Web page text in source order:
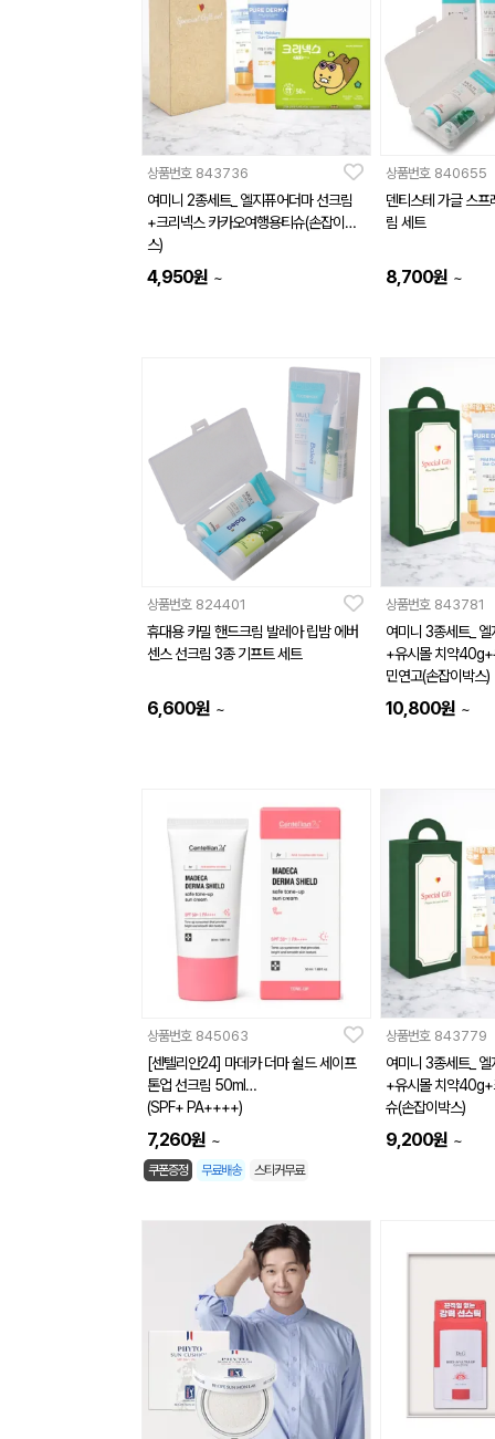
상품번호 843736
여미니 2종세트_ 엘지퓨어더마 선크림
+크리넥스 카카오여행용티슈(손잡이박
스)
4,950원 ~
상품번호 840655
덴티스테 가글 스
림 세트
8,700원 ~
상품번호 824401
휴대용 카밀 핸드크림 발레아 립밤 에버
센스 선크림 3종 기프트 세트
6,600원 ~
상품번호 843781
여미니 3종세트_
+유시몰 치약40g+
민연고(손잡이박스)
10,800원 ~
상품번호 845063
[센텔리안24] 마데카 더마 쉴드 세이프
톤업 선크림 50ml
(SPF+ PA++++)
7,260원 ~
쿠폰증정 무료배송 스티커무료
상품번호 843779
여미니 3종세트_
+유시몰 치약40g+
슈(손잡이박스)
9,200원 ~